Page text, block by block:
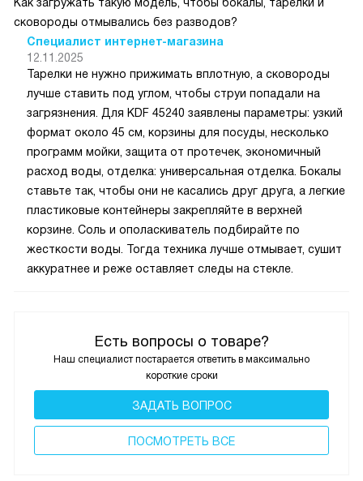
Есть вопросы о товаре?
Наш специалист постарается ответить в максимально
короткие сроки
ЗАДАТЬ ВОПРОС
ПОCМОТРЕТЬ ВСЕ
сковороды отмывались без разводов?
Специалист интернет-магазина
12.11.2025
Тарелки не нужно прижимать вплотную, а сковороды
лучше ставить под углом, чтобы струи попадали на
загрязнения. Для KDF 45240 заявлены параметры: узкий
формат около 45 см, корзины для посуды, несколько
программ мойки, защита от протечек, экономичный
расход воды, отделка: универсальная отделка. Бокалы
ставьте так, чтобы они не касались друг друга, а легкие
пластиковые контейнеры закрепляйте в верхней
корзине. Соль и ополаскиватель подбирайте по
жесткости воды. Тогда техника лучше отмывает, сушит
аккуратнее и реже оставляет следы на стекле.